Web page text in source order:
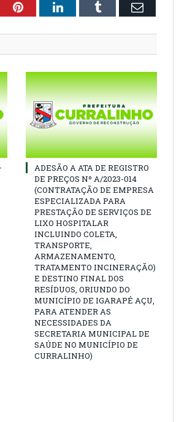
PinterestLinkedInTumblr Email
ADESÃO A ATA DE REGISTRO
DE PREÇOS Nº A/2023-014
(CONTRATAÇÃO DE EMPRESA
ESPECIALIZADA PARA
PRESTAÇÃO DE SERVIÇOS DE
LIXO HOSPITALAR
INCLUINDO COLETA,
TRANSPORTE,
ARMAZENAMENTO,
TRATAMENTO INCINERAÇÃO)
E DESTINO FINAL DOS
RESÍDUOS, ORIUNDO DO
MUNICÍPIO DE IGARAPÉ AÇU,
PARA ATENDER AS
NECESSIDADES DA
SECRETARIA MUNICIPAL DE
SAÚDE NO MUNICÍPIO DE
CURRALINHO)